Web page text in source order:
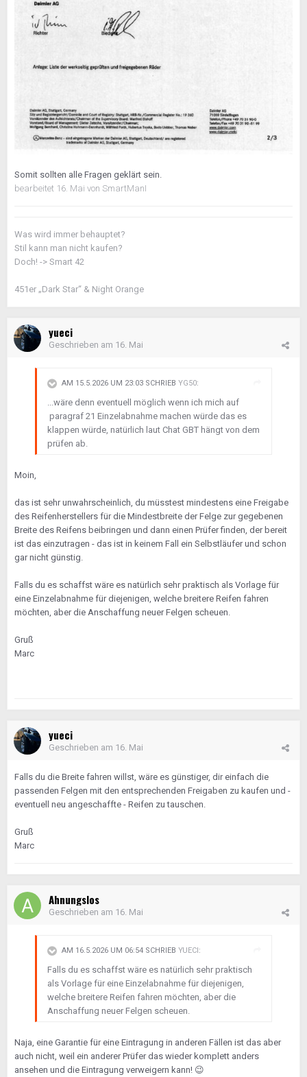
Somit sollten alle Fragen geklärt sein.
bearbeitet 16. Mai von SmartManI
Was wird immer behauptet?
Stil kann man nicht kaufen?
Doch! -> Smart 42
451er „Dark Star“ & Night Orange
yueci
Geschrieben am 16. Mai
AM 15.5.2026 UM 23:03 SCHRIEB YG50:
...wäre denn eventuell möglich wenn ich mich auf
paragraf 21 Einzelabnahme machen würde das es
klappen würde, natürlich laut Chat GBT hängt von dem
prüfen ab.
Moin,
das ist sehr unwahrscheinlich, du müsstest mindestens eine Freigabe
des Reifenherstellers für die Mindestbreite der Felge zur gegebenen
Breite des Reifens beibringen und dann einen Prüfer finden, der bereit
ist das einzutragen - das ist in keinem Fall ein Selbstläufer und schon
gar nicht günstig.
Falls du es schaffst wäre es natürlich sehr praktisch als Vorlage für
eine Einzelabnahme für diejenigen, welche breitere Reifen fahren
möchten, aber die Anschaffung neuer Felgen scheuen.
Gruß
Marc
yueci
Geschrieben am 16. Mai
Falls du die Breite fahren willst, wäre es günstiger, dir einfach die
passenden Felgen mit den entsprechenden Freigaben zu kaufen und -
eventuell neu angeschaffte - Reifen zu tauschen.
Gruß
Marc
Ahnungslos
Geschrieben am 16. Mai
AM 16.5.2026 UM 06:54 SCHRIEB YUECI :
Falls du es schaffst wäre es natürlich sehr praktisch
als Vorlage für eine Einzelabnahme für diejenigen,
welche breitere Reifen fahren möchten, aber die
Anschaffung neuer Felgen scheuen.
Naja, eine Garantie für eine Eintragung in anderen Fällen ist das aber
auch nicht, weil ein anderer Prüfer das wieder komplett anders
ansehen und die Eintragung verweigern kann! 😉